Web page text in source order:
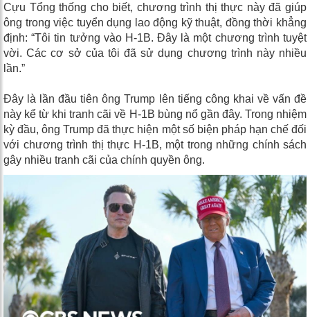
Cựu Tổng thống cho biết, chương trình thị thực này đã giúp
ông trong việc tuyển dụng lao động kỹ thuật, đồng thời khẳng
định: “Tôi tin tưởng vào H-1B. Đây là một chương trình tuyệt
vời. Các cơ sở của tôi đã sử dụng chương trình này nhiều
lần.”
Đây là lần đầu tiên ông Trump lên tiếng công khai về vấn đề
này kể từ khi tranh cãi về H-1B bùng nổ gần đây. Trong nhiệm
kỳ đầu, ông Trump đã thực hiện một số biện pháp hạn chế đối
với chương trình thị thực H-1B, một trong những chính sách
gây nhiều tranh cãi của chính quyền ông.